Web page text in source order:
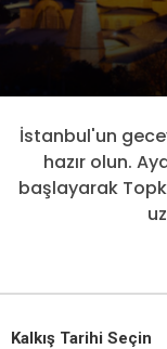
İstanbul'un
hazır olun.
başlayarak
Kalkış Tarihi Seçin